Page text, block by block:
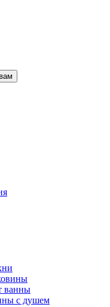
ванны
с душем